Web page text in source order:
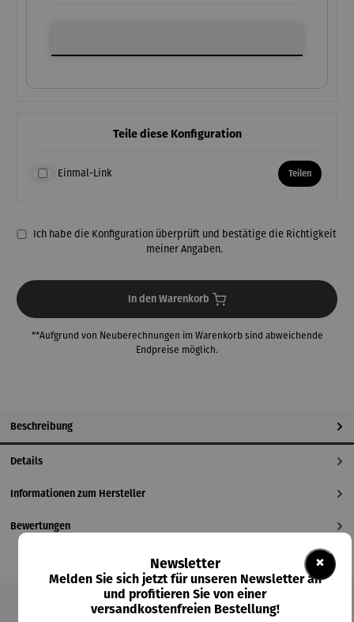
Teile diese Konfiguration
Einmal-Link Teilen
Ich habe die Konfiguration überprüft und bestätige die Richtigkeit
meiner Angaben.
In den Warenkorb
**Aufgrund von Neuberechnungen im Warenkorb sind abweichende
Endpreise möglich.
Beschreibung
Details
Informationen zum Hersteller
Bewertungen
Produktgalerie überspringen
×
Newsletter
Melden Sie sich jetzt für unseren Newsletter an
und profitieren Sie von einer
versandkostenfreien Bestellung!